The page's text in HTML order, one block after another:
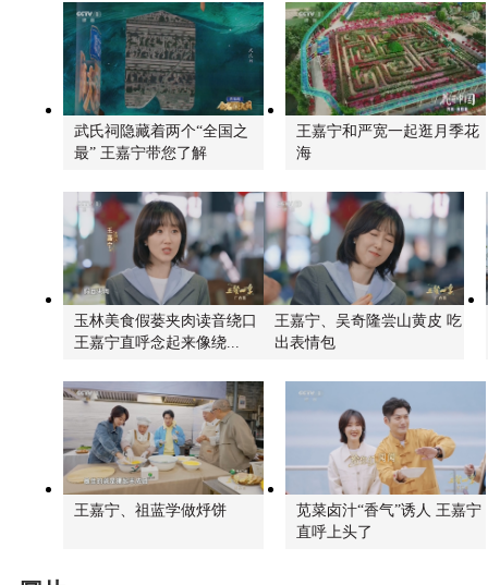
武氏祠隐藏着两个“全国之
最” 王嘉宁带您了解
王嘉宁和严宽一起逛月季花
海
玉林美食假蒌夹肉读音绕口
王嘉宁直呼念起来像绕...
王嘉宁、吴奇隆尝山黄皮 吃
出表情包
王嘉宁、祖蓝学做烀饼
苋菜卤汁“香气”诱人 王嘉宁
直呼上头了